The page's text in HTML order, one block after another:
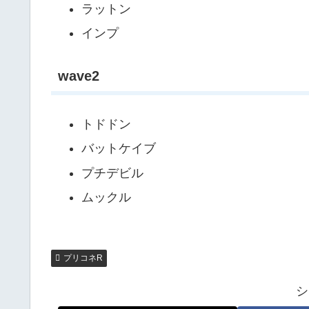
ラットン
インプ
wave2
トドドン
バットケイブ
プチデビル
ムックル
プリコネR